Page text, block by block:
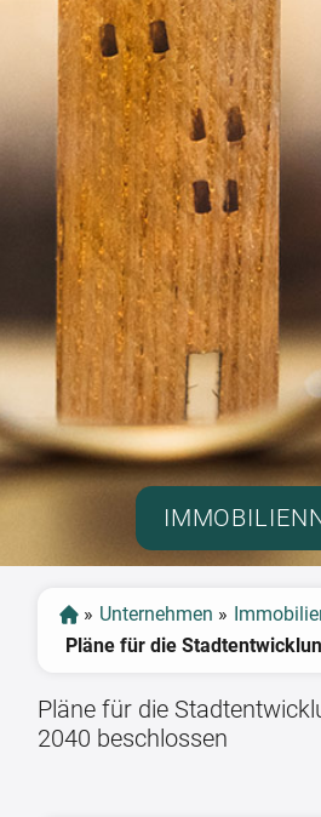
» Unternehmen »
Pläne für die
2040 beschlossen